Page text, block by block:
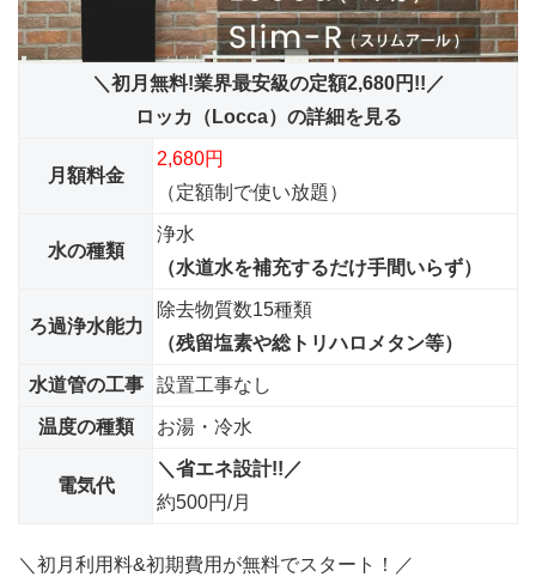
＼初月無料!業界最安級の定額2,680円!!／
ロッカ（Locca）の詳細を見る
月額料金
2,680円
（定額制で使い放題）
水の種類
浄水
（水道水を補充するだけ手間いらず）
ろ過浄水能力
除去物質数15種類
（残留塩素や総トリハロメタン等）
水道管の工事 設置工事なし
温度の種類 お湯・冷水
電気代
＼省エネ設計!!／
約500円/月
＼初月利用料&初期費用が無料でスタート！／